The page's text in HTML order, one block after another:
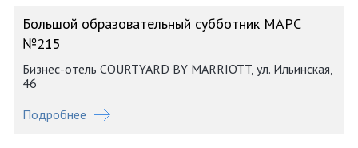
Большой образовательный субботник МАРС
№215
Бизнес-отель COURTYARD BY MARRIOTT, ул. Ильинская,
46
Подробнее